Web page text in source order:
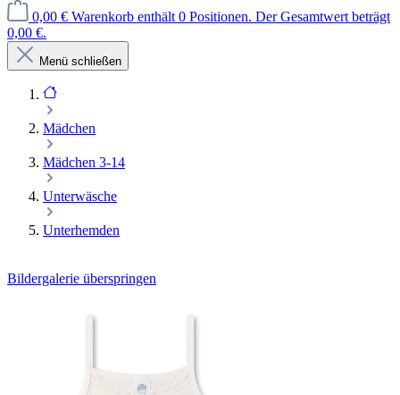
0,00 € Warenkorb enthält 0 Positionen. Der Gesamtwert beträgt
0,00 €.
Menü schließen
Mädchen
Mädchen 3-14
Unterwäsche
Unterhemden
Bildergalerie überspringen